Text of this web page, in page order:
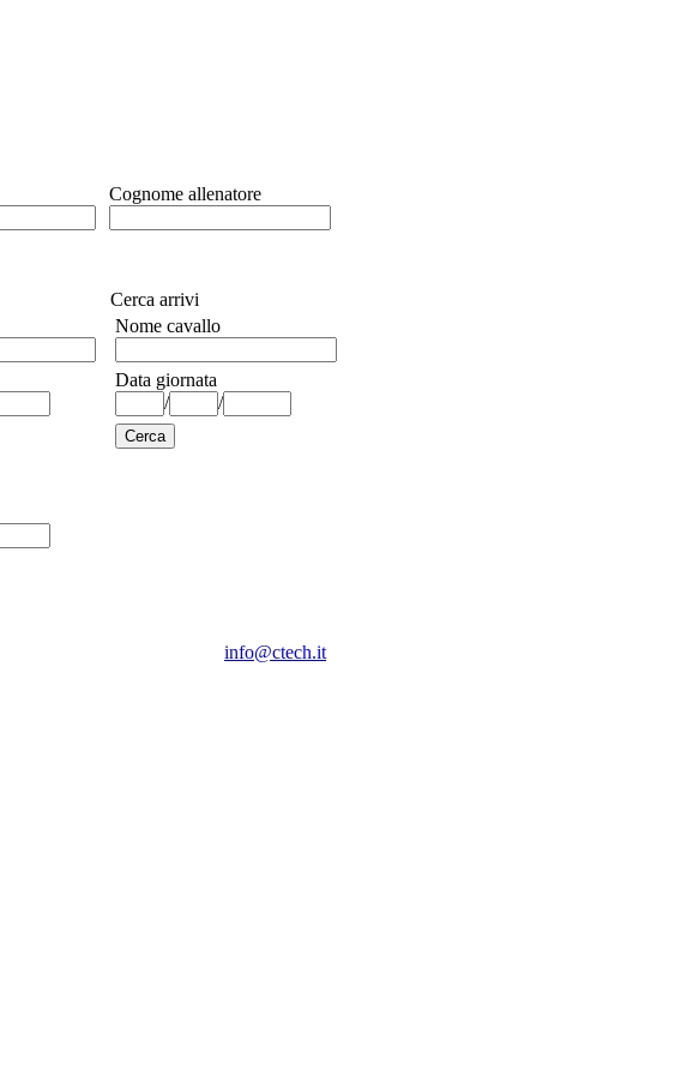
Cognome allenatore
Cerca arrivi
Nome cavallo
Data giornata
/
/
info@ctech.it